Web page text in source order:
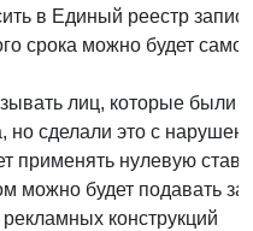
в Единый реестр
срока можно будет
лиц, которые
но сделали это с
применять нулевую
можно будет подавать
конструкций